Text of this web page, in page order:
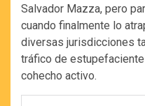
Salvador Mazza, pero
cuando finalmente lo
diversas jurisdicciones
tráfico de
cohecho activo.